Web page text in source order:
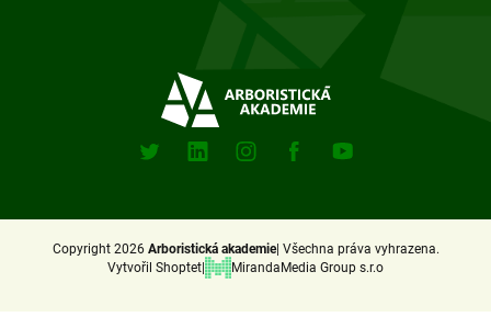
Sociální
sitě
X
LinkedinInstagramFacebookYoutube
Vytvořil Shoptet MirandaMedia Group s.r.o
Copyright 2026 Arboristická akademie Všechna práva vyhrazena.